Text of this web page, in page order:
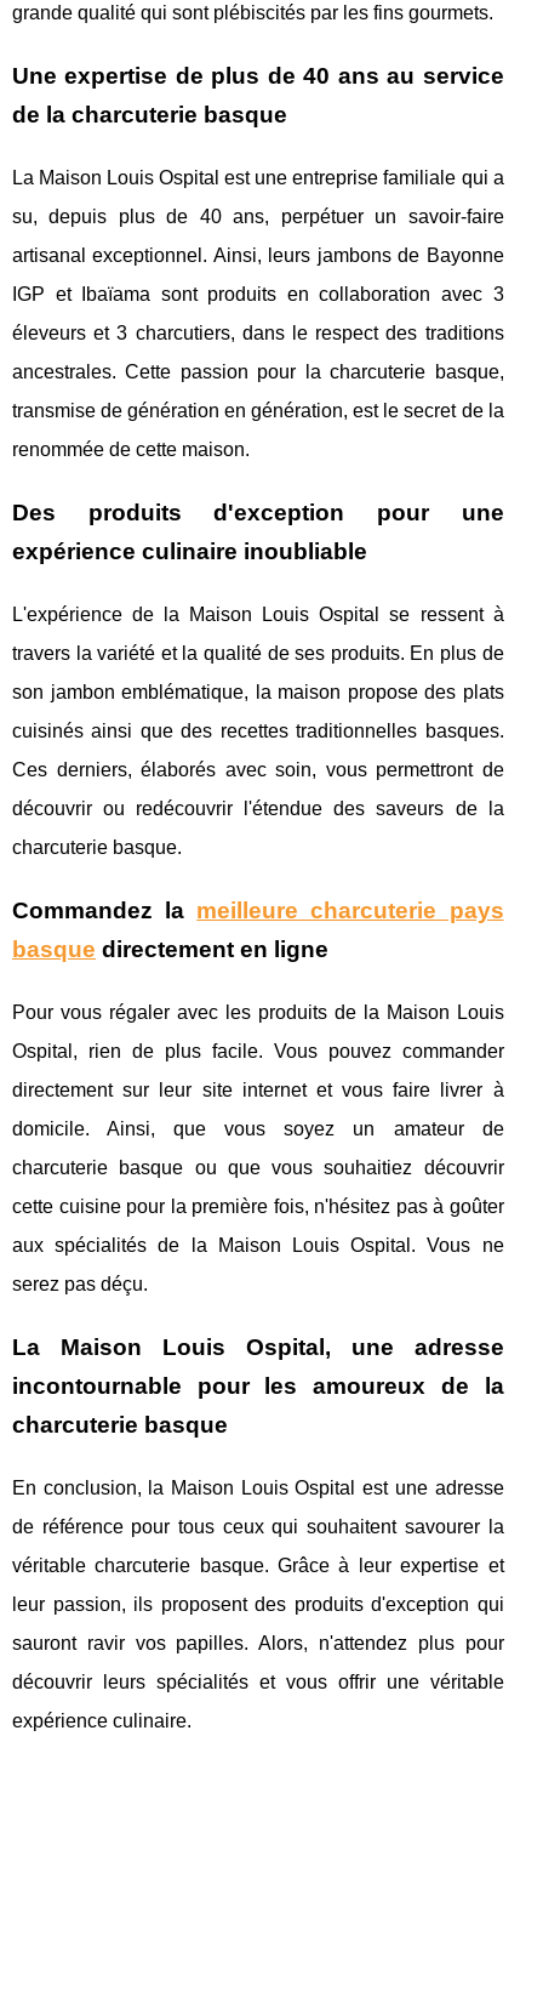
grande qualité qui sont plébiscités par les fins gourmets.
Une expertise de plus de 40 ans au service
de la charcuterie basque
La Maison Louis Ospital est une entreprise familiale qui a
su, depuis plus de 40 ans, perpétuer un savoir-faire
artisanal exceptionnel. Ainsi, leurs jambons de Bayonne
IGP et Ibaïama sont produits en collaboration avec 3
éleveurs et 3 charcutiers, dans le respect des traditions
ancestrales. Cette passion pour la charcuterie basque,
transmise de génération en génération, est le secret de la
renommée de cette maison.
Des produits d'exception pour une
expérience culinaire inoubliable
L'expérience de la Maison Louis Ospital se ressent à
travers la variété et la qualité de ses produits. En plus de
son jambon emblématique, la maison propose des plats
cuisinés ainsi que des recettes traditionnelles basques.
Ces derniers, élaborés avec soin, vous permettront de
découvrir ou redécouvrir l'étendue des saveurs de la
charcuterie basque.
Commandez la meilleure charcuterie pays
basque directement en ligne
Pour vous régaler avec les produits de la Maison Louis
Ospital, rien de plus facile. Vous pouvez commander
directement sur leur site internet et vous faire livrer à
domicile. Ainsi, que vous soyez un amateur de
charcuterie basque ou que vous souhaitiez découvrir
cette cuisine pour la première fois, n'hésitez pas à goûter
aux spécialités de la Maison Louis Ospital. Vous ne
serez pas déçu.
La Maison Louis Ospital, une adresse
incontournable pour les amoureux de la
charcuterie basque
En conclusion, la Maison Louis Ospital est une adresse
de référence pour tous ceux qui souhaitent savourer la
véritable charcuterie basque. Grâce à leur expertise et
leur passion, ils proposent des produits d'exception qui
sauront ravir vos papilles. Alors, n'attendez plus pour
découvrir leurs spécialités et vous offrir une véritable
expérience culinaire.